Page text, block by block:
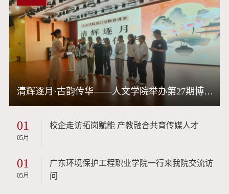
清辉逐月·古韵传华——人文学院举办第27期博雅讲堂
01
05月
校企走访拓岗赋能 产教融合共育传媒人才
01
05月
广东环境保护工程职业学院一行来我院交流访
问